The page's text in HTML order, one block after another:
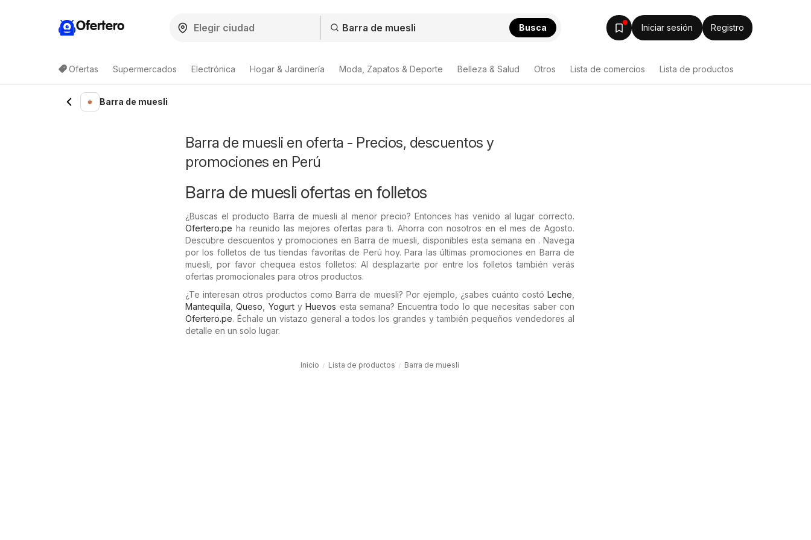
Ofertero Busca Iniciar sesión Registro
Ofertas Supermercados Electrónica Hogar & Jardinería Moda, Zapatos & Deporte Belleza & Salud Otros Lista de comercios Lista de productos
Barra de muesli
Barra de muesli en oferta - Precios, descuentos y
promociones en Perú
Barra de muesli ofertas en folletos
¿Buscas el producto Barra de muesli al menor precio? Entonces has venido al lugar correcto.
Ofertero.pe ha reunido las mejores ofertas para ti. Ahorra con nosotros en el mes de Agosto.
Descubre descuentos y promociones en Barra de muesli, disponibles esta semana en . Navega
por los folletos de tus tiendas favoritas de Perú hoy. Para las últimas promociones en Barra de
muesli, por favor chequea estos folletos: Al desplazarte por entre los folletos también verás
ofertas promocionales para otros productos.
¿Te interesan otros productos como Barra de muesli? Por ejemplo, ¿sabes cuánto costó Leche
Mantequilla ,Queso YogurtyHuevos esta semana? Encuentra todo lo que necesitas saber con
Ofertero.pe. Échale un vistazo general a todos los grandes y también pequeños vendedores al
detalle en un solo lugar.
Inicio Lista de productos Barra de muesli